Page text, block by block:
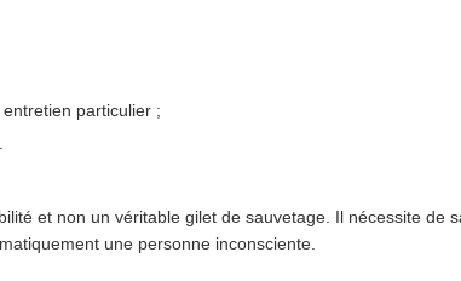
particulier ;
et non un véritable gilet de sauvetage. Il nécessite de
une personne inconsciente.